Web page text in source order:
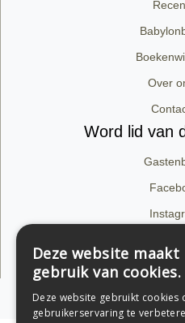
Over
Word lid van
© 2026 dirk van babylon.
Support
Deze website maakt
gebruik van cookies.
Deze website gebruikt cookies
gebruikerservaring te